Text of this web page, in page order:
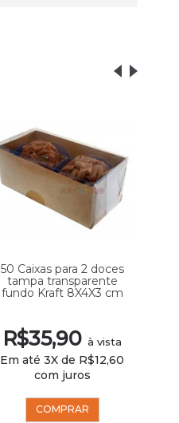
50 Caixas para 2 doces
tampa transparente
fundo Kraft 8X4X3 cm
R$35,90 à vista
Em até 3X de R$12,60
com juros
COMPRAR